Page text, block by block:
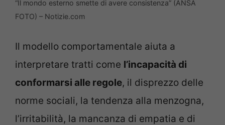
“Il mondo esterno smette di avere consistenza” (ANSA
FOTO) – Notizie.com
Il modello comportamentale aiuta a
interpretare tratti come l’incapacità di
conformarsi alle regole, il disprezzo delle
norme sociali, la tendenza alla menzogna,
l’irritabilità, la mancanza di empatia e di